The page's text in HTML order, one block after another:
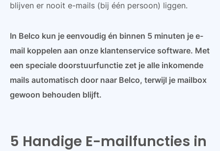
blijven er nooit e-mails (bij één persoon) liggen.
In Belco kun je eenvoudig én binnen 5 minuten je e-
mail koppelen aan onze klantenservice software. Met
een speciale doorstuurfunctie zet je alle inkomende
mails automatisch door naar Belco, terwijl je mailbox
gewoon behouden blijft.
5 Handige E-mailfuncties in